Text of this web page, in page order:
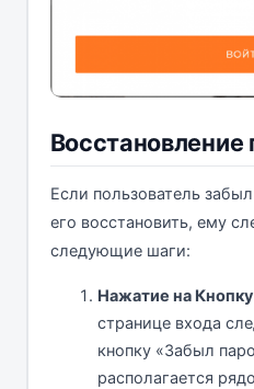
Восстановление
Если пользователь
его восстановить, ему
следующие шаги:
Нажатие на
странице входа
кнопку «Забыл
располагается